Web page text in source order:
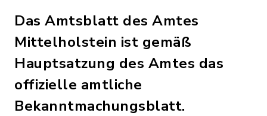
Das Amtsblatt des Amtes
Mittelholstein ist gemäß
Hauptsatzung des Amtes das
offizielle amtliche
Bekanntmachungsblatt.